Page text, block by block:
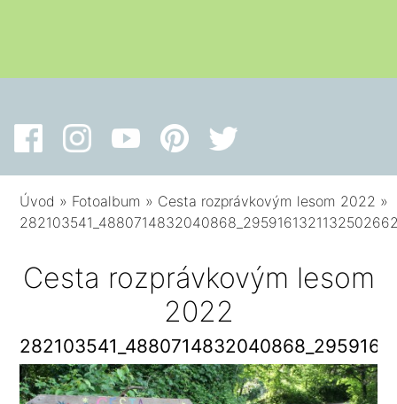
Úvod » Fotoalbum » Cesta rozprávkovým lesom 2022 »
Cesta rozprávkovým lesom
2022